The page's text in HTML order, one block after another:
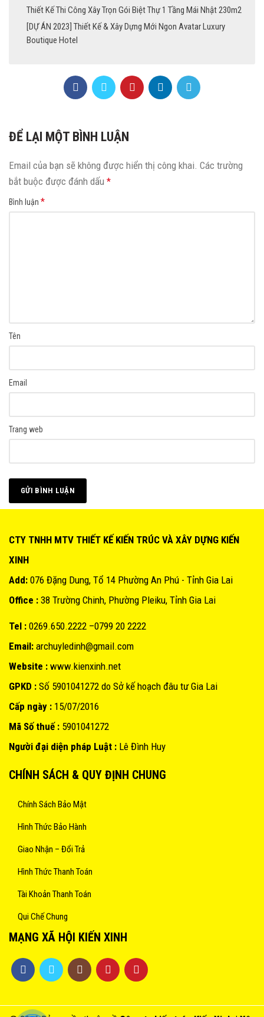
Thiết Kế Thi Công Xây Trọn Gói Biệt Thự 1 Tầng Mái Nhật 230m2
[DỰ ÁN 2023] Thiết Kế & Xây Dựng Mới Ngon Avatar Luxury
Boutique Hotel
ĐỂ LẠI MỘT BÌNH LUẬN
Email của bạn sẽ không được hiển thị công khai. Các trường
bắt buộc được đánh dấu *
Bình luận *
Tên
Email
Trang web
CTY TNHH MTV THIẾT KẾ KIẾN TRÚC VÀ XÂY DỰNG KIẾN
XINH
Add: 076 Đặng Dung, Tổ 14 Phường An Phú - Tỉnh Gia Lai
Office : 38 Trường Chinh, Phường Pleiku, Tỉnh Gia Lai
Tel : 0269.650.2222 –0799 20 2222
Email: archuyledinh@gmail.com
Website : www.kienxinh.net
GPKD : Số 5901041272 do Sở kế hoạch đâu tư Gia Lai
Cấp ngày : 15/07/2016
Mã Số thuế : 5901041272
Người đại diện pháp Luật : Lê Đình Huy
CHÍNH SÁCH & QUY ĐỊNH CHUNG
Chính Sách Bảo Mật
Hình Thức Bảo Hành
Giao Nhận – Đổi Trả
Hình Thức Thanh Toán
Tài Khoản Thanh Toán
Qui Chế Chung
MẠNG XÃ HỘI KIẾN XINH